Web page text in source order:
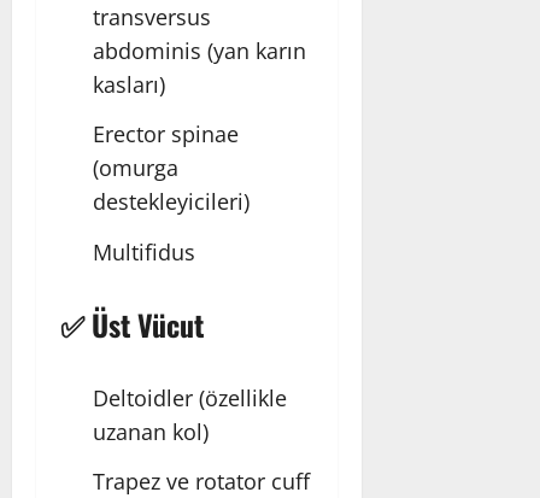
transversus
abdominis (yan karın
kasları)
Erector spinae
(omurga
destekleyicileri)
Multifidus
✅ Üst Vücut
Deltoidler (özellikle
uzanan kol)
Trapez ve rotator cuff